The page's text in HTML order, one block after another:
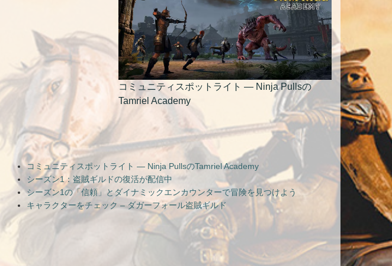
コミュニティスポットライト — Ninja Pullsの
Tamriel Academy
コミュニティスポットライト — Ninja PullsのTamriel Academy
シーズン1：盗賊ギルドの復活が配信中
シーズン1の「信頼」とダイナミックエンカウンターで冒険を見つけよう
キャラクターをチェック – ダガーフォール盗賊ギルド